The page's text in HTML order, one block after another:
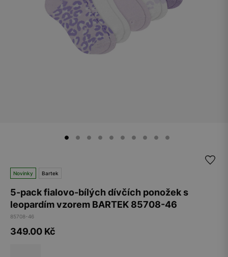
Novinky Bartek
5-pack fialovo-bílých dívčích ponožek s
leopardím vzorem BARTEK 85708-46
85708-46
349.00 Kč